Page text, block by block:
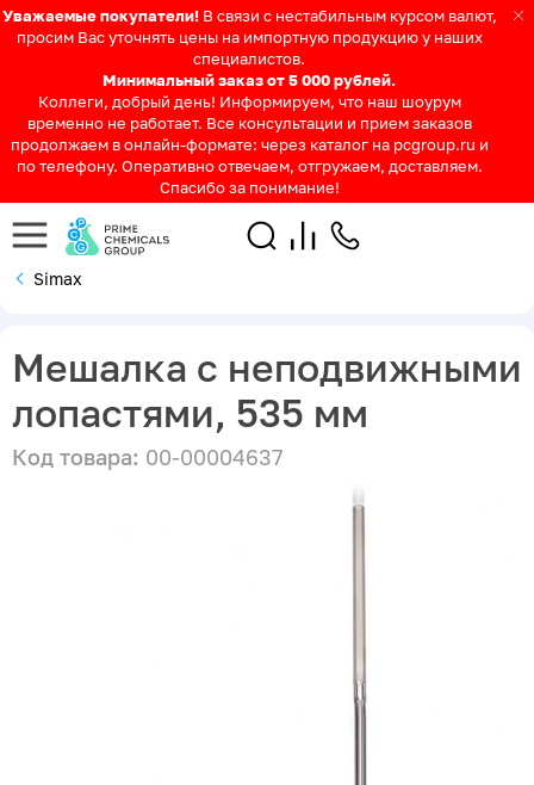
Уважаемые покупатели! В связи с нестабильным курсом валют,
просим Вас уточнять цены на импортную продукцию у наших
специалистов.
Минимальный заказ от 5 000 рублей.
Коллеги, добрый день! Информируем, что наш шоурум
временно не работает. Все консультации и прием заказов
продолжаем в онлайн-формате: через каталог на pcgroup.ru и
по телефону. Оперативно отвечаем, отгружаем, доставляем.
Спасибо за понимание!
Simax
Мешалка с неподвижными
лопастями, 535 мм
Код товара: 00-00004637